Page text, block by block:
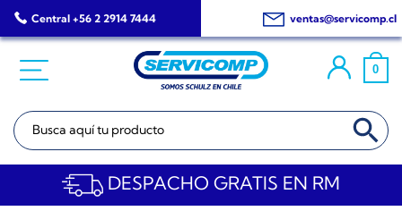
Saltar
al
Central +56 2 2914 7444 ventas@servicomp.cl
0
Buscar: BOTÓN DE
DESPACHO GRATIS EN RM